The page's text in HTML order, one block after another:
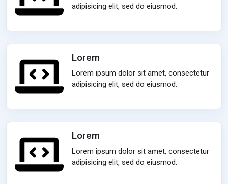
adipisicing elit, sed do eiusmod.
Lorem
Lorem ipsum dolor sit amet, consectetur
adipisicing elit, sed do eiusmod.
Lorem
Lorem ipsum dolor sit amet, consectetur
adipisicing elit, sed do eiusmod.